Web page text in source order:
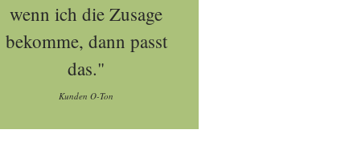
wenn ich die Zusage
bekomme, dann passt
das."
Kunden O-Ton